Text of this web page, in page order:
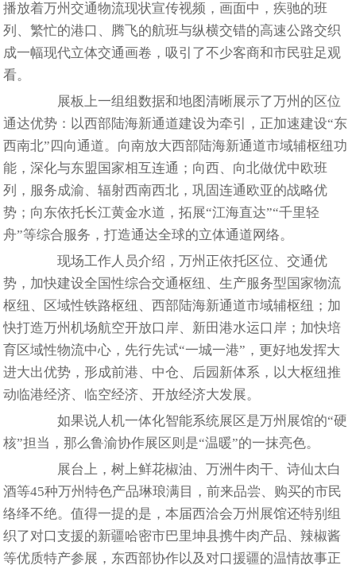
播放着万州交通物流现状宣传视频，画面中，疾驰的班
列、繁忙的港口、腾飞的航班与纵横交错的高速公路交织
成一幅现代立体交通画卷，吸引了不少客商和市民驻足观
看。
展板上一组组数据和地图清晰展示了万州的区位
通达优势：以西部陆海新通道建设为牵引，正加速建设“东
西南北”四向通道。向南放大西部陆海新通道市域辅枢纽功
能，深化与东盟国家相互连通；向西、向北做优中欧班
列，服务成渝、辐射西南西北，巩固连通欧亚的战略优
势；向东依托长江黄金水道，拓展“江海直达”“千里轻
舟”等综合服务，打造通达全球的立体通道网络。
现场工作人员介绍，万州正依托区位、交通优
势，加快建设全国性综合交通枢纽、生产服务型国家物流
枢纽、区域性铁路枢纽、西部陆海新通道市域辅枢纽；加
快打造万州机场航空开放口岸、新田港水运口岸；加快培
育区域性物流中心，先行先试“一城一港”，更好地发挥大
进大出优势，形成前港、中仓、后园新体系，以大枢纽推
动临港经济、临空经济、开放经济大发展。
如果说人机一体化智能系统展区是万州展馆的“硬
核”担当，那么鲁渝协作展区则是“温暖”的一抹亮色。
展台上，树上鲜花椒油、万洲牛肉干、诗仙太白
酒等45种万州特色产品琳琅满目，前来品尝、购买的市民
络绎不绝。值得一提的是，本届西洽会万州展馆还特别组
织了对口支援的新疆哈密市巴里坤县携牛肉产品、辣椒酱
等优质特产参展，东西部协作以及对口援疆的温情故事正